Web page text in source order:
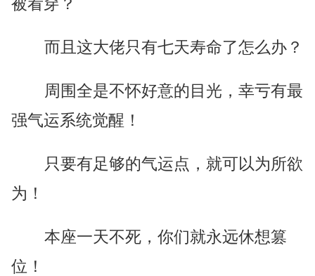
而且这大佬只有七天寿命了怎么办？
周围全是不怀好意的目光，幸亏有最
强气运系统觉醒！
只要有足够的气运点，就可以为所欲
为！
本座一天不死，你们就永远休想篡
位！